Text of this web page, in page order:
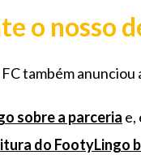
o nosso
também anunciou
sobre a parceria e,
do FootyLingo